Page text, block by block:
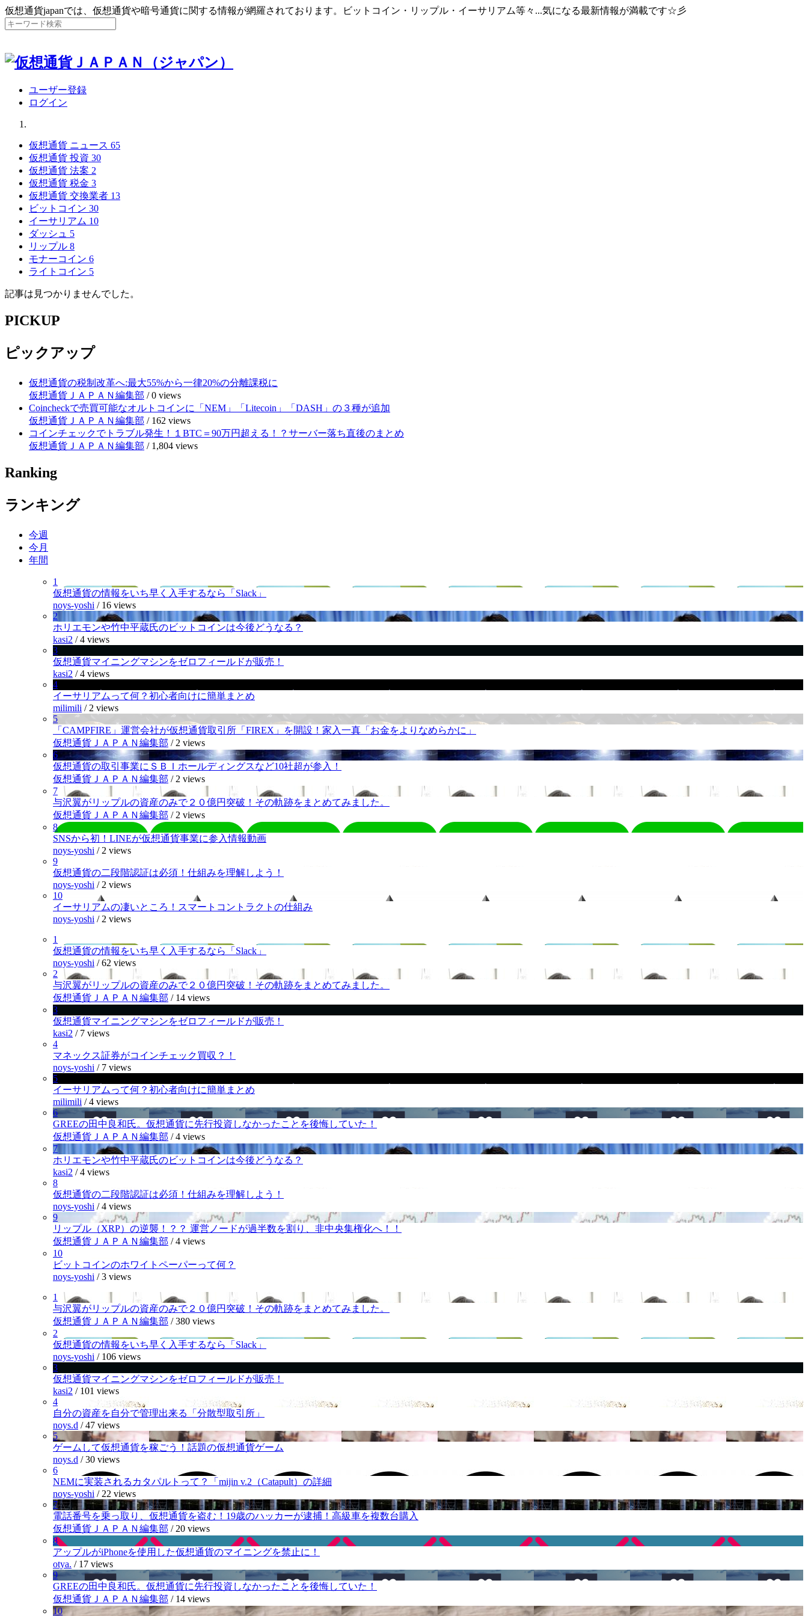
仮想通貨japanでは、仮想通貨や暗号通貨に関する情報が網羅されております。ビットコイン・リップル・イーサリアム等々...気になる最新情報が満載です☆彡
ユーザー登録
ログイン
仮想通貨 ニュース 65
仮想通貨 投資 30
仮想通貨 法案 2
仮想通貨 税金 3
仮想通貨 交換業者 13
ビットコイン 30
イーサリアム 10
ダッシュ 5
リップル 8
モナーコイン 6
ライトコイン 5
記事は見つかりませんでした。
PICKUP
ピックアップ
仮想通貨の税制改革へ:最大55%から一律20%の分離課税に
仮想通貨ＪＡＰＡＮ編集部 /0 views
Coincheckで売買可能なオルトコインに「NEM」「Litecoin」「DASH」の３種が追加
仮想通貨ＪＡＰＡＮ編集部 / 162 views
コインチェックでトラブル発生！１BTC＝90万円超える！？サーバー落ち直後のまとめ
仮想通貨ＪＡＰＡＮ編集部 / 1,804 views
Ranking
ランキング
今週
今月
年間
1
仮想通貨の情報をいち早く入手するなら「Slack」
noys-yoshi / 16 views
2
ホリエモンや竹中平蔵氏のビットコインは今後どうなる？
kasi2 /4 views
3
仮想通貨マイニングマシンをゼロフィールドが販売！
kasi2 /4 views
4
イーサリアムって何？初心者向けに簡単まとめ
milimili / 2 views
5
「CAMPFIRE」運営会社が仮想通貨取引所「FIREX」を開設！家入一真「お金をよりなめらかに」
仮想通貨ＪＡＰＡＮ編集部 / 2 views
6
仮想通貨の取引事業にＳＢＩホールディングスなど10社超が参入！
仮想通貨ＪＡＰＡＮ編集部 / 2 views
7
与沢翼がリップルの資産のみで２０億円突破！その軌跡をまとめてみました。
仮想通貨ＪＡＰＡＮ編集部 / 2 views
8
SNSから初！LINEが仮想通貨事業に参入情報動画
noys-yoshi / 2 views
9
仮想通貨の二段階認証は必須！仕組みを理解しよう！
noys-yoshi / 2 views
10
イーサリアムの凄いところ！スマートコントラクトの仕組み
noys-yoshi / 2 views
1
仮想通貨の情報をいち早く入手するなら「Slack」
noys-yoshi /62 views
2
与沢翼がリップルの資産のみで２０億円突破！その軌跡をまとめてみました。
仮想通貨ＪＡＰＡＮ編集部 / 14 views
3
仮想通貨マイニングマシンをゼロフィールドが販売！
kasi2 / 7 views
4
マネックス証券がコインチェック買収？！
noys-yoshi / 7 views
5
イーサリアムって何？初心者向けに簡単まとめ
milimili /4 views
6
GREEの田中良和氏。仮想通貨に先行投資しなかったことを後悔していた！
仮想通貨ＪＡＰＡＮ編集部 /4 views
7
ホリエモンや竹中平蔵氏のビットコインは今後どうなる？
kasi2 /4 views
8
仮想通貨の二段階認証は必須！仕組みを理解しよう！
noys-yoshi /4 views
9
リップル（XRP）の逆襲！？？ 運営ノードが過半数を割り、非中央集権化へ！！
仮想通貨ＪＡＰＡＮ編集部 /4 views
10
ビットコインのホワイトペーパーって何？
noys-yoshi /3 views
1
与沢翼がリップルの資産のみで２０億円突破！その軌跡をまとめてみました。
仮想通貨ＪＡＰＡＮ編集部 /380 views
2
仮想通貨の情報をいち早く入手するなら「Slack」
noys-yoshi / 106 views
3
仮想通貨マイニングマシンをゼロフィールドが販売！
kasi2 / 101 views
4
自分の資産を自分で管理出来る「分散型取引所」
noys.d /47 views
5
ゲームして仮想通貨を稼ごう！話題の仮想通貨ゲーム
noys.d /30 views
6
NEMに実装されるカタパルトって？「mijin v.2（Catapult）の詳細
noys-yoshi / 22 views
7
電話番号を乗っ取り、仮想通貨を盗む！19歳のハッカーが逮捕！高級車を複数台購入
仮想通貨ＪＡＰＡＮ編集部 / 20 views
8
アップルがiPhoneを使用した仮想通貨のマイニングを禁止に！
otya. / 17 views
9
GREEの田中良和氏。仮想通貨に先行投資しなかったことを後悔していた！
仮想通貨ＪＡＰＡＮ編集部 / 14 views
10